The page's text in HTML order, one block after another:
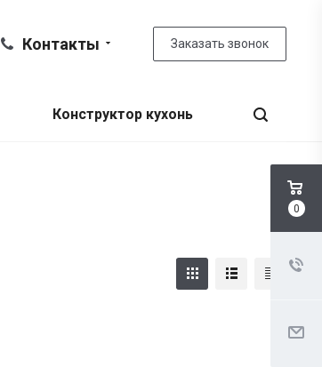
Контакты Заказать звонок
Конструктор кухонь
0